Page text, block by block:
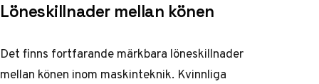
Löneskillnader mellan könen
Det finns fortfarande märkbara löneskillnader
mellan könen inom maskinteknik. Kvinnliga